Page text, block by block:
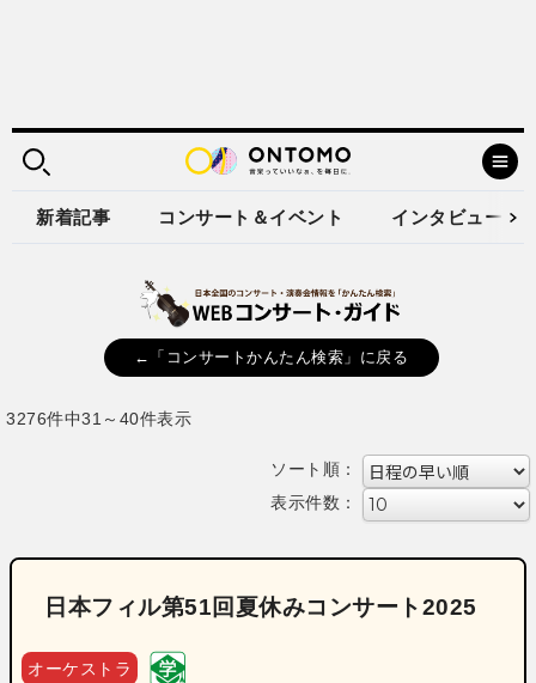
新着記事 コンサート＆イベント インタビュー
←「コンサートかんたん検索」に戻る
3276件中31～40件表示
ソート順：
表示件数：
日本フィル第51回夏休みコンサート2025
オーケストラ